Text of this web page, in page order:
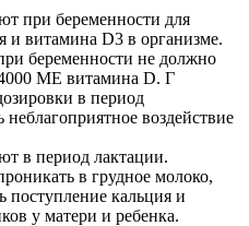
при беременности для
и витамина D3 в организме.
беременности не должно
ME витамина D. Г
в период
воздействие
в период лактации.
в грудное молоко,
поступление кальция и
у матери и ребенка.